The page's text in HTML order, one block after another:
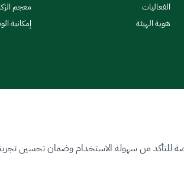
الفعاليات
هوية الهيئة
معجم
إمكانية
للتأكد من سهولة الاستخدام وضمان تحسين